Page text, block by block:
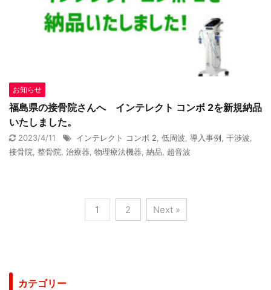
お知らせ
福島県の接骨院さんへ インテレクト コンボ 2を新規納品
いたしました。
2023/4/11 インテレクト コンボ 2 低周波 導入事例 干渉波
接骨院 整骨院 治療器 物理療法機器 納品 超音波
1 2 Next »
カテゴリー